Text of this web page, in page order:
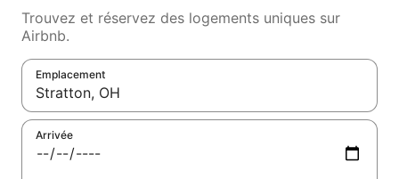
Trouvez et réservez des logements uniques sur
Airbnb.
Emplacement
Quand les résultats sont affichés, parcourez-les en utilisant
Arrivée